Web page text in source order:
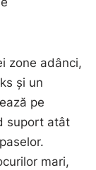
zone adânci,
și un
pe
suport atât
mari,